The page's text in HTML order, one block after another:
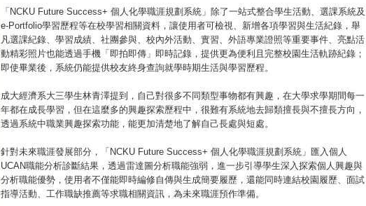
「NCKU Future Success+ 個人化學職涯規劃系統」除了一站式整合學生活動、選課系統及
e-Portfolio學習歷程等在校學習相關資料，讓使用者可檢視、新增各項學習與生活紀錄，舉
凡選課紀錄、學習成績、社團參與、校內外活動、實習、外語專業證照等重要事件、亮點活
動精彩照片也能透過手機「即拍即傳」即時記錄，提供更為便利且完整校園生活軌跡紀錄；
即使畢業後，系統仍能提供校友終身查詢就學時期生活與學習歷程。
成大經濟系大三學生林青澤提到，自己對很多不同類型事物都有興趣，在大學求學期間每一
年都在成長學習，但在這麼多的興趣探索歷程中，很難有系統地去歸類擅長與不擅長方向，
透過系統中職業興趣探索功能，能更加清楚地了解自己長處與短處。
針對未來職涯發展部分，「NCKU Future Success+ 個人化學職涯規劃系統」匯入個人
UCAN職能分析診斷結果，透過雷達圖分析職能強弱，進一步引導學生深入探索個人興趣與
分析職能優勢，使用者不僅能即時編修自傳與生成簡要履歷，還能同時連結校園履歷、面試
指導活動、工作職缺推薦等求職相關資訊，為未來職涯預作準備。